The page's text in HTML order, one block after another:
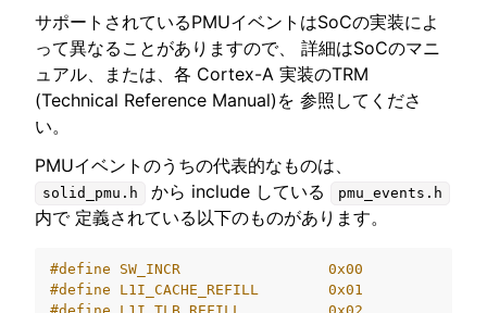
navigation of Core Service
navigation of ファイルシステム
navigation of Kernel
navigation of ダイアグ/プロファイル機能実装用途向け API
サポートされているPMUイベントはSoCの実装によ
って異なることがありますので、 詳細はSoCのマニ
ュアル、または、各 Cortex-A 実装のTRM
(Technical Reference Manual)を 参照してくださ
い。
PMUイベントのうちの代表的なものは、
solid_pmu.h から include している pmu_events.h
内で 定義されている以下のものがあります。
#define SW_INCR                 0x00
#define L1I_CACHE_REFILL        0x01